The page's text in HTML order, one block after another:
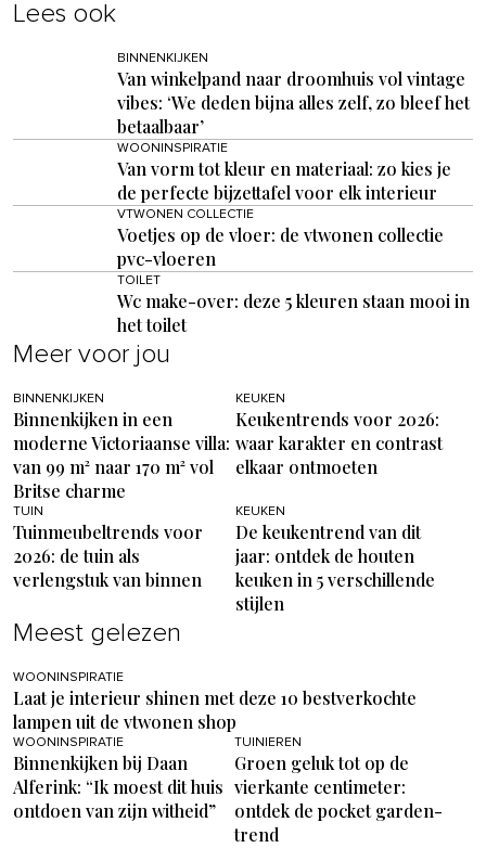
Lees ook
BINNENKIJKEN
Van winkelpand naar droomhuis vol vintage
vibes: ‘We deden bijna alles zelf, zo bleef het
betaalbaar’
WOONINSPIRATIE
Van vorm tot kleur en materiaal: zo kies je
de perfecte bijzettafel voor elk interieur
VTWONEN COLLECTIE
Voetjes op de vloer: de vtwonen collectie
pvc-vloeren
TOILET
Wc make-over: deze 5 kleuren staan mooi in
het toilet
Meer voor jou
BINNENKIJKEN
Binnenkijken in een
moderne Victoriaanse villa:
van 99 m² naar 170 m² vol
Britse charme
KEUKEN
Keukentrends voor 2026:
waar karakter en contrast
elkaar ontmoeten
TUIN
Tuinmeubeltrends voor
2026: de tuin als
verlengstuk van binnen
KEUKEN
De keukentrend van dit
jaar: ontdek de houten
keuken in 5 verschillende
stijlen
Meest gelezen
WOONINSPIRATIE
Laat je interieur shinen met deze 10 bestverkochte
lampen uit de vtwonen shop
WOONINSPIRATIE
Binnenkijken bij Daan
Alferink: “Ik moest dit huis
ontdoen van zijn witheid”
TUINIEREN
Groen geluk tot op de
vierkante centimeter:
ontdek de pocket garden-
trend